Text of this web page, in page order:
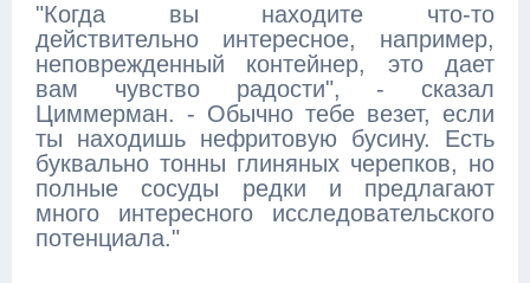
"Когда вы находите что-то
действительно интересное, например,
неповрежденный контейнер, это дает
вам чувство радости", - сказал
Циммерман. - Обычно тебе везет, если
ты находишь нефритовую бусину. Есть
буквально тонны глиняных черепков, но
полные сосуды редки и предлагают
много интересного исследовательского
потенциала."